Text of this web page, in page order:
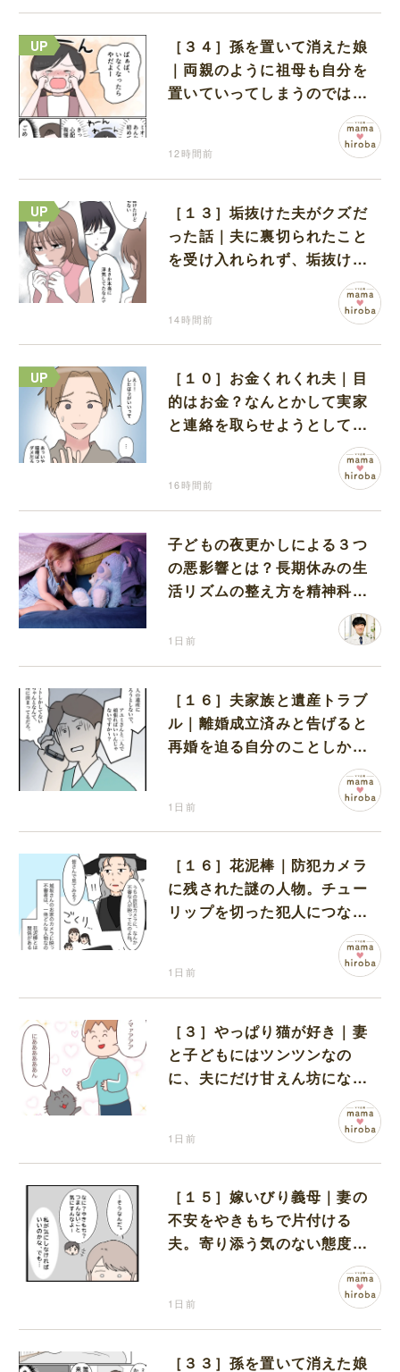
［３４］孫を置いて消えた娘
｜両親のように祖母も自分を
置いていってしまうのでは？
と怯えて泣く孫に心が痛む
12時間前
［１３］垢抜けた夫がクズだ
った話｜夫に裏切られたこと
を受け入れられず、垢抜けた
ことが関係しているのかと嘆
14時間前
［１０］お金くれくれ夫｜目
的はお金？なんとかして実家
と連絡を取らせようとしてく
16時間前
子どもの夜更かしによる３つ
の悪影響とは？長期休みの生
活リズムの整え方を精神科医
1日前
［１６］夫家族と遺産トラブ
ル｜離婚成立済みと告げると
再婚を迫る自分のことしか考
1日前
［１６］花泥棒｜防犯カメラ
に残された謎の人物。チュー
リップを切った犯人につなが
る証拠になるのか期待する
1日前
［３］やっぱり猫が好き｜妻
と子どもにはツンツンなの
に、夫にだけ甘えん坊になる
1日前
［１５］嫁いびり義母｜妻の
不安をやきもちで片付ける
夫。寄り添う気のない態度に
1日前
［３３］孫を置いて消えた娘